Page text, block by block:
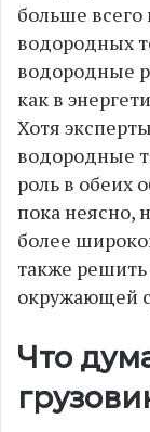
больше
водородных
водородные
как в
Хотя
водородные
роль в обеих
пока неясно,
более
также
окружающей
Что